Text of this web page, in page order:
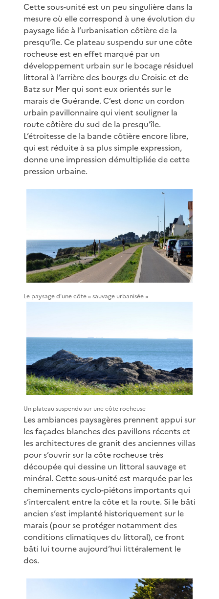
Cette sous-unité est un peu singulière dans la
mesure où elle correspond à une évolution du
paysage liée à l’urbanisation côtière de la
presqu’île. Ce plateau suspendu sur une côte
rocheuse est en effet marqué par un
développement urbain sur le bocage résiduel
littoral à l’arrière des bourgs du Croisic et de
Batz sur Mer qui sont eux orientés sur le
marais de Guérande. C’est donc un cordon
urbain pavillonnaire qui vient souligner la
route côtière du sud de la presqu’île.
L’étroitesse de la bande côtière encore libre,
qui est réduite à sa plus simple expression,
donne une impression démultipliée de cette
pression urbaine.
Le paysage d'une côte « sauvage urbanisée »
Un plateau suspendu sur une côte rocheuse
Les ambiances paysagères prennent appui sur
les façades blanches des pavillons récents et
les architectures de granit des anciennes villas
pour s’ouvrir sur la côte rocheuse très
découpée qui dessine un littoral sauvage et
minéral. Cette sous-unité est marquée par les
cheminements cyclo-piétons importants qui
s’intercalent entre la côte et la route. Si le bâti
ancien s’est implanté historiquement sur le
marais (pour se protéger notamment des
conditions climatiques du littoral), ce front
bâti lui tourne aujourd’hui littéralement le
dos.